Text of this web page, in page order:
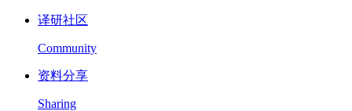
译研社区
Community
资料分享
Sharing